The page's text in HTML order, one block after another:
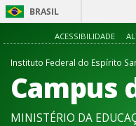
BRASIL
ACESSIBILIDADE
Instituto Federal do Espírito
Campus
MINISTÉRIO DA